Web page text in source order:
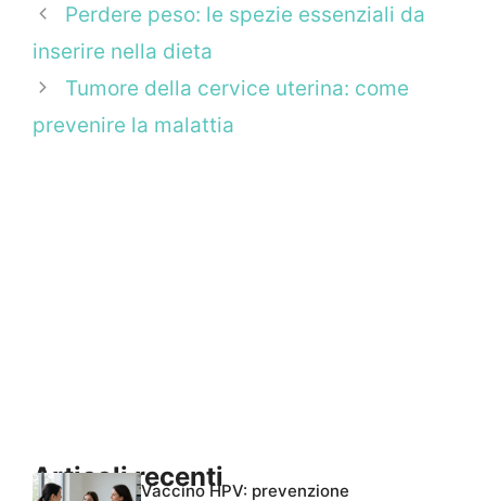
Perdere peso: le spezie essenziali da
inserire nella dieta
Tumore della cervice uterina: come
prevenire la malattia
Articoli recentiVaccino HPV: prevenzione